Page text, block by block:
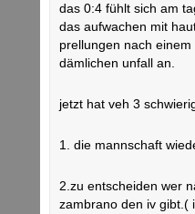
das 0:4 fühlt sich am
das aufwachen mit
prellungen nach einem
dämlichen unfall an.
jetzt hat veh 3
1. die mannschaft
2.zu entscheiden wer
zambrano den iv gibt.(